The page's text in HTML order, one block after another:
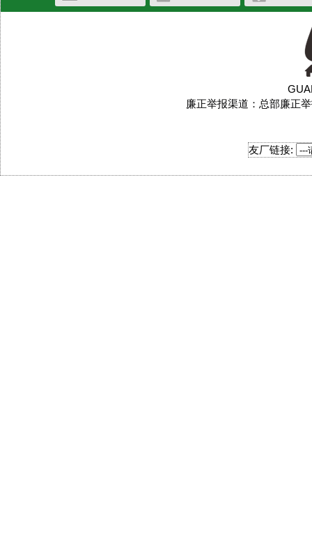
廉正举报渠道：总部廉正
友厂链接: